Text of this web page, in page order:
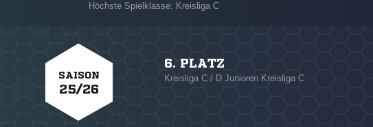
Höchste Spielklasse: Kreisliga C
SAISON
25/26
6. PLATZ
Kreisliga C / D Junioren Kreisliga C